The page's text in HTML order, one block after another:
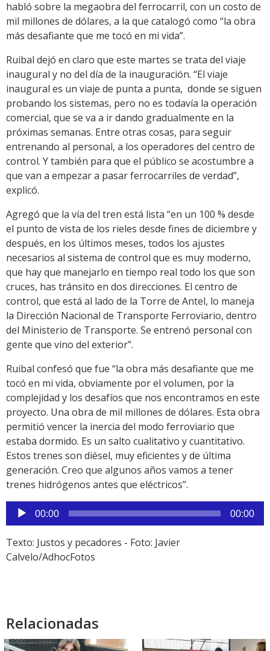
habló sobre la megaobra del ferrocarril, con un costo de
mil millones de dólares, a la que catalogó como “la obra
más desafiante que me tocó en mi vida”.
Ruibal dejó en claro que este martes se trata del viaje
inaugural y no del día de la inauguración. “El viaje
inaugural es un viaje de punta a punta, donde se siguen
probando los sistemas, pero no es todavía la operación
comercial, que se va a ir dando gradualmente en la
próximas semanas. Entre otras cosas, para seguir
entrenando al personal, a los operadores del centro de
control. Y también para que el público se acostumbre a
que van a empezar a pasar ferrocarriles de verdad”,
explicó.
Agregó que la vía del tren está lista “en un 100 % desde
el punto de vista de los rieles desde fines de diciembre y
después, en los últimos meses, todos los ajustes
necesarios al sistema de control que es muy moderno,
que hay que manejarlo en tiempo real todo los que son
cruces, has tránsito en dos direcciones. El centro de
control, que está al lado de la Torre de Antel, lo maneja
la Dirección Nacional de Transporte Ferroviario, dentro
del Ministerio de Transporte. Se entrenó personal con
gente que vino del exterior”.
Ruibal confesó que fue “la obra más desafiante que me
tocó en mi vida, obviamente por el volumen, por la
complejidad y los desafíos que nos encontramos en este
proyecto. Una obra de mil millones de dólares. Esta obra
permitió vencer la inercia del modo ferroviario que
estaba dormido. Es un salto cualitativo y cuantitativo.
Estos trenes son diésel, muy eficientes y de última
generación. Creo que algunos años vamos a tener
trenes hidrógenos antes que eléctricos”.
Reproductor
de
audio
00:00 00:00
Texto: Justos y pecadores - Foto: Javier
Calvelo/AdhocFotos
Relacionadas